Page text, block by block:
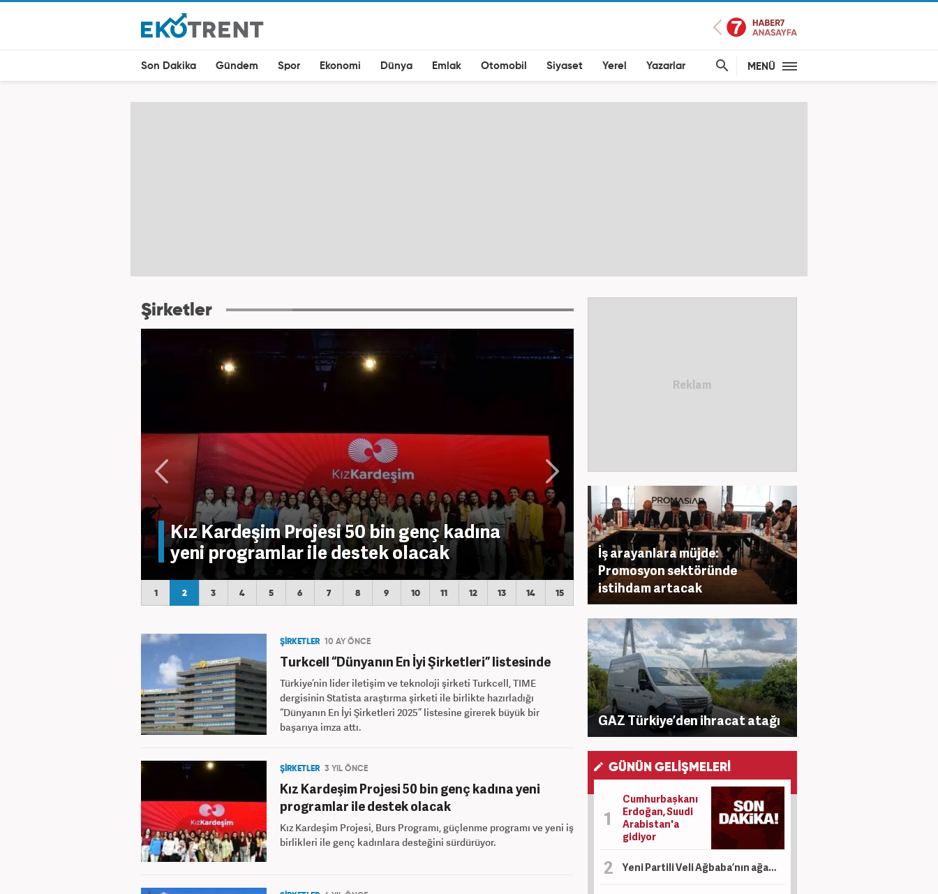
Son Dakika Gündem Spor Ekonomi Dünya Emlak Otomobil Siyaset Yerel Yazarlar MENÜ
Şirketler
Kız Kardeşim Projesi 50 bin genç kadına
yeni programlar ile destek olacak
1 2 3 4 5 6 7 8 9 10 11 12 13 14 15
ŞİRKETLER 10 AY ÖNCE
Turkcell “Dünyanın En İyi Şirketleri” listesinde
Türkiye’nin lider iletişim ve teknoloji şirketi Turkcell, TIME
dergisinin Statista araştırma şirketi ile birlikte hazırladığı
“Dünyanın En İyi Şirketleri 2025” listesine girerek büyük bir
başarıya imza attı.
ŞİRKETLER 3 YIL ÖNCE
Kız Kardeşim Projesi 50 bin genç kadına yeni
programlar ile destek olacak
Kız Kardeşim Projesi, Burs Programı, güçlenme programı ve yeni iş
birlikleri ile genç kadınlara desteğini sürdürüyor.
İş arayanlara müjde:
Promosyon sektöründe
istihdam artacak
GAZ Türkiye’den ihracat atağı
GÜNÜN GELİŞMELERİ
Cumhurbaşkanı
Erdoğan, Suudi
Arabistan'a
gidiyor
Yeni Partili Veli Ağbaba’nın ağabeyi tutuklandı